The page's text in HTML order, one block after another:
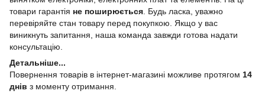
товари гарантія не поширюється . Будь ласка, уважно
перевіряйте стан товару перед покупкою. Якщо у вас
виникнуть запитання, наша команда завжди готова надати
консультацію.
Детальніше...
Повернення товарів в інтернет-магазині можливе протягом 14
днів з моменту отримання.